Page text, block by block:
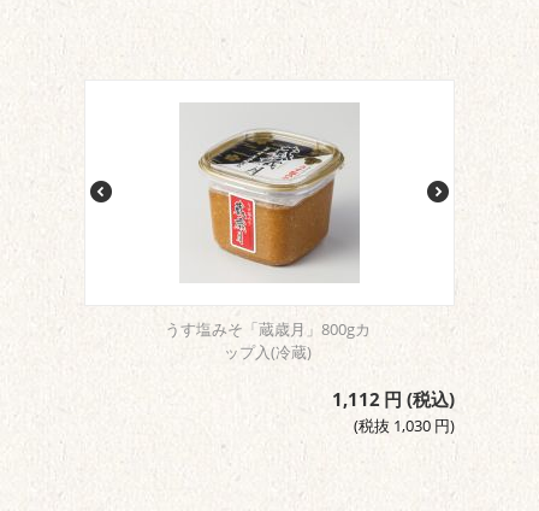
うす塩みそ「蔵歳月」800gカ
ップ入(冷蔵)
1,112 円 (税込)
(税抜 1,030 円)